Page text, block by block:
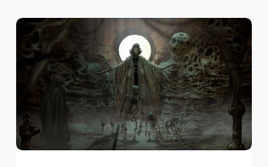
Review
Tormentum